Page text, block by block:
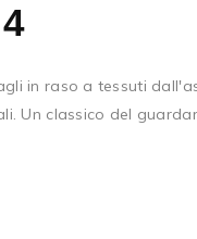
in raso a tessuti
Un classico del